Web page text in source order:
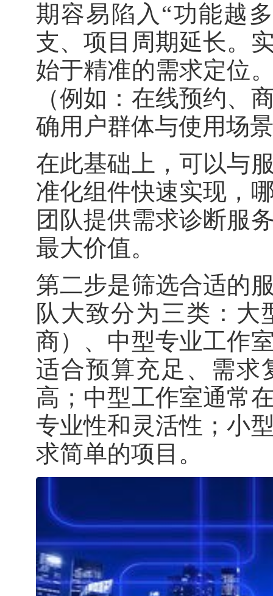
期容易陷入“功能越
支、项目周期延长。
始于精准的需求定位
（例如：在线预约、
确用户群体与使用场
在此基础上，可以与
准化组件快速实现，
团队提供需求诊断服
最大价值。
第二步是筛选合适的
队大致分为三类：
商）、中型专业工作
适合预算充足、需求
高；中型工作室通常
专业性和灵活性；小
求简单的项目。